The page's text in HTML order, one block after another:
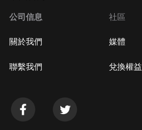
公司信息
關於我們
聯繫我們
社區
媒體
兌換權益